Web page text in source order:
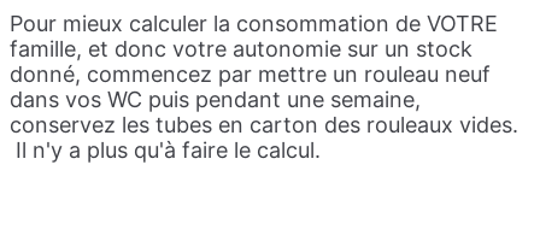
Pour mieux calculer la consommation de VOTRE
famille, et donc votre autonomie sur un stock
donné, commencez par mettre un rouleau neuf
dans vos WC puis pendant une semaine,
conservez les tubes en carton des rouleaux vides.
Il n'y a plus qu'à faire le calcul.